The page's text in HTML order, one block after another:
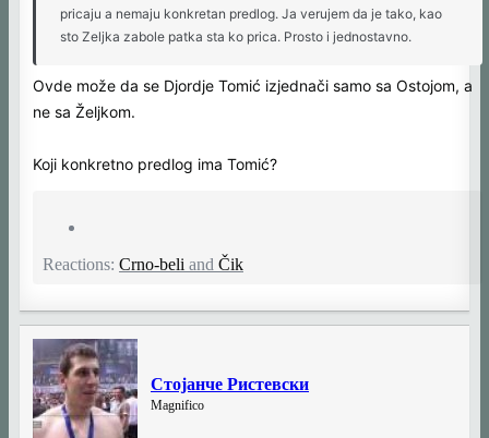
pricaju a nemaju konkretan predlog. Ja verujem da je tako, kao
sto Zeljka zabole patka sta ko prica. Prosto i jednostavno.
Ovde može da se Djordje Tomić izjednači samo sa Ostojom, a
ne sa Željkom.
Koji konkretno predlog ima Tomić?
Reactions: Crno-beli and Čik
Стојанче Ристевски
Magnifico